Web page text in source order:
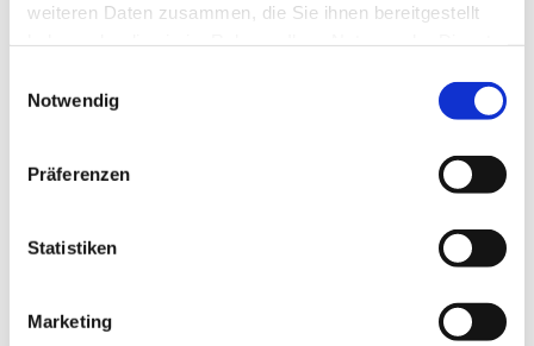
weiteren Daten zusammen, die Sie ihnen bereitgestellt
Notwendig
Präferenzen
Statistiken
Marketing